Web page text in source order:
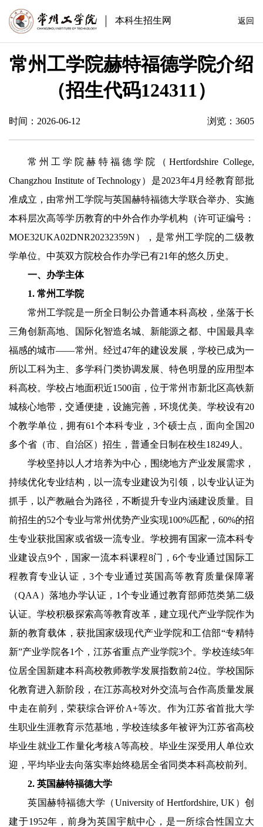
本科生招生网 返回
常州工学院赫特福德学院介绍
（招生代码124311）
时间：2026-06-12 浏览： 3605
常州工学院赫特福德学院（ Hertfordshire College,
Changzhou Institute of Technology）是2023年4 月经教育部批
准成立，由常州工学院与英国赫特福德大学联合举办、实施
本科层次高等学历教育的中外合作办学机构（许可证编号：
MOE32UKA02DNR20232359N ），是常州工学院的二级教
学单位。中英双方院校合作办学已有21年的悠久历史。
一、办学主体
1.常州工学院
常州工学院是一所全日制公办普通本科高校，坐落于长
三角创新高地、国际化智造名城、新能源之都、中国最具幸
福感的城市——常州。经过47年的建设发展，学校已成为一
所以工科为主、多学科门类协调发展、特色明显的应用型本
科高校。学校占地面积近1500亩，位于常州市新北区高铁新
城核心地带，交通便捷，设施完善，环境优美。学校设有20
个教学单位，拥有61 个本科专业，3个硕士点，面向全国20
多个省（市、自治区）招生，普通全日制在校生18249人。
学校坚持以人才培养为中心，围绕地方产业发展需求，
持续优化专业结构，以一流专业建设为引领，以专业认证为
抓手，以产教融合为路径，不断提升专业内涵建设质量。目
前招生的52个专业与常州优势产业实现100%匹配， 60%的招
生专业获批国家或省级一流专业。学校拥有国家一流本科专
业建设点9个，国家一流本科课程8门， 6个专业通过国际工
程教育专业认证， 3个专业通过英国高等教育质量保障署
（QAA ）落地办学认证， 1个专业通过教育部师范类第二级
认证。学校积极探索高等教育改革，建立现代产业学院作为
新的教育载体，获批国家级现代产业学院和工信部“专精特
新”产业学院各1个，江苏省重点产业学院3个。学校连续5年
位居全国新建本科高校教师教学发展指数前24位。学校国际
化教育进入新阶段，在江苏高校对外交流与合作高质量发展
中走在前列，荣获综合评价A+等次。作为江苏省首批大学
生职业生涯教育示范基地，学校连续多年被评为江苏省高校
毕业生就业工作量化考核A等高校。毕业生深受用人单位欢
迎，平均毕业去向落实率始终稳居全省同类本科高校前列。
2.英国赫特福德大学
英国赫特福德大学（University of Hertfordshire, UK ）创
建于1952年，前身为英国宇航中心，是一所综合性国立大